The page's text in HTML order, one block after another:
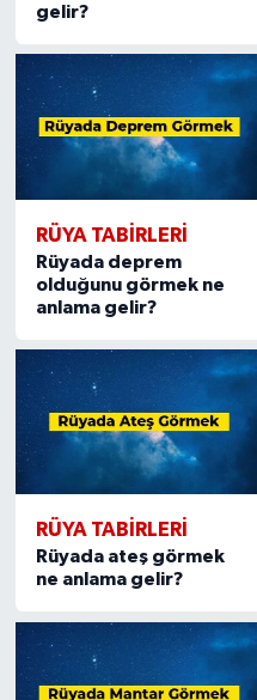
gelir?
RÜYA TABIRLERI
Rüyada deprem
olduğunu görmek ne
anlama gelir?
RÜYA TABIRLERI
Rüyada ateş görmek
ne anlama gelir?